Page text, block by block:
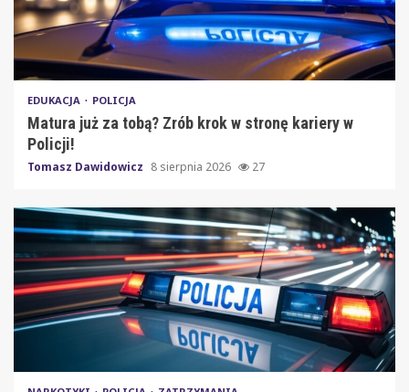
EDUKACJA POLICJA
Matura już za tobą? Zrób krok w stronę kariery w
Policji!
Tomasz Dawidowicz 8 sierpnia 2026 27